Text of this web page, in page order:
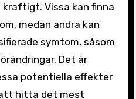
Vissa kan finna
medan andra kan
symtom, såsom
Det är
potentiella effekter
hitta det mest